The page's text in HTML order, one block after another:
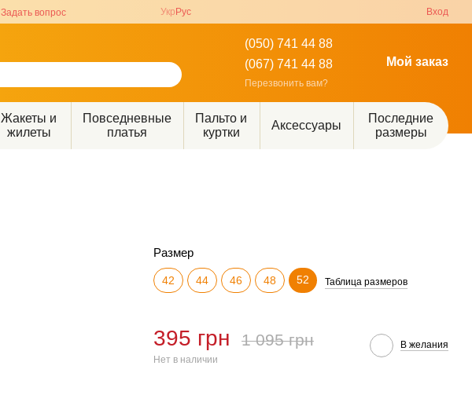
Задать вопрос Укр Рус Вход
(050) 741 44 88
(067) 741 44 88
Перезвонить вам?
Мой заказ
Жакеты и
жилеты
Повседневные
платья
Пальто и
куртки
Аксессуары
Последние
размеры
Размер
42 44 46 48 52 Таблица размеров
395 грн 1 095 грн
Нет в наличии
В желания